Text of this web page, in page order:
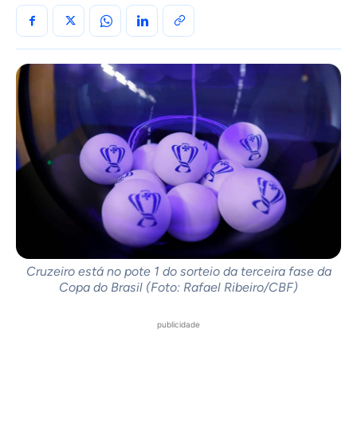
Cruzeiro está no pote 1 do sorteio da terceira fase da
Copa do Brasil (Foto: Rafael Ribeiro/CBF)
publicidade